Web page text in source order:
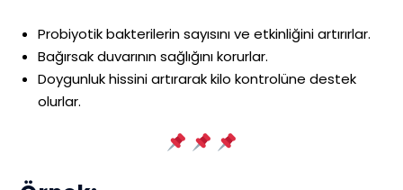
Probiyotik bakterilerin sayısını ve etkinliğini artırırlar.
Bağırsak duvarının sağlığını korurlar.
Doygunluk hissini artırarak kilo kontrolüne destek
olurlar.